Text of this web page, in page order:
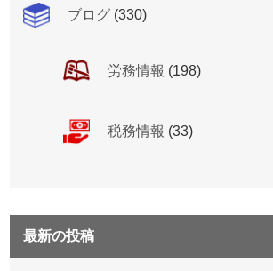
ブログ (330)
労務情報 (198)
税務情報 (33)
最新の投稿